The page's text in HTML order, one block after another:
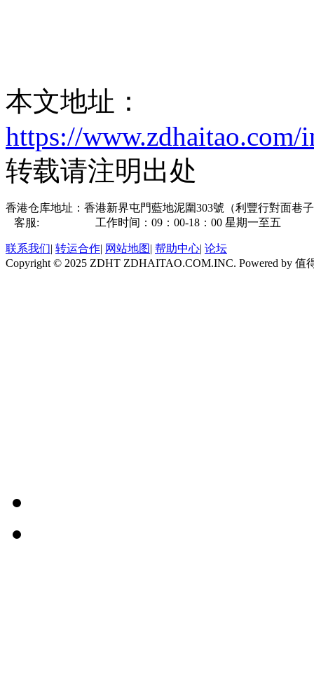
本文地址：
https://
转载请注明出处
香港仓库地址：香港新界屯門藍地泥圍303號（利豐行對面巷
客服:
工作时间：09：00-18：00 星期一至五
联系我们| 转运合作| 网站地图| 帮助中心| 论坛
Copyright © 2025 ZDHT ZDHAITAO.COM.INC. Powered by 值